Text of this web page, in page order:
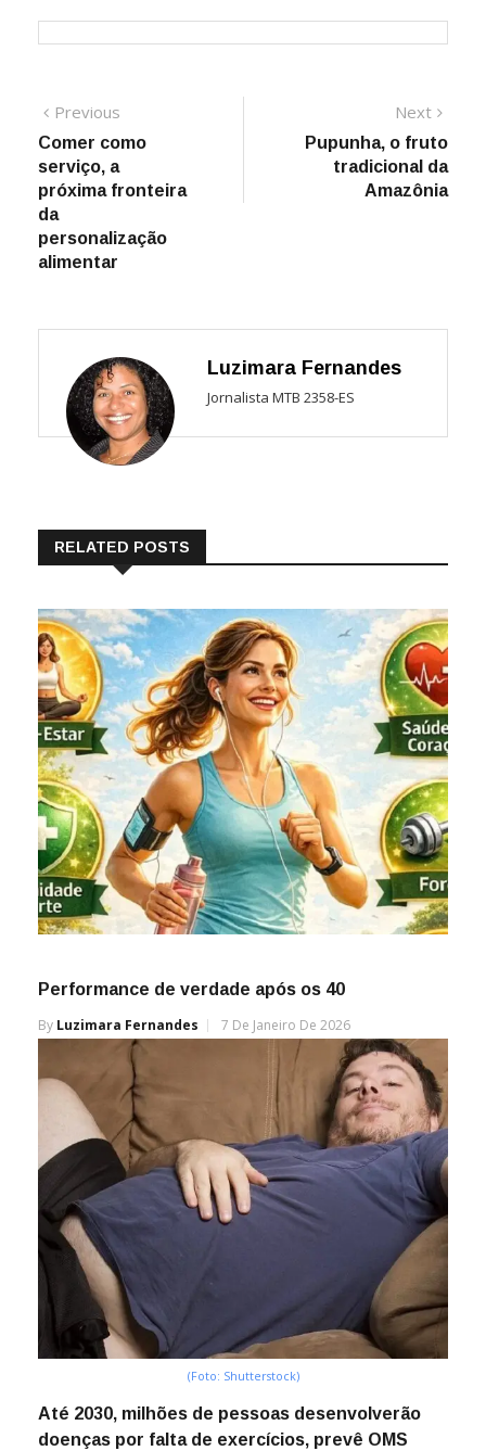
Navegação
de
Post
Previous
post:
Comer como
serviço, a
próxima fronteira
da
personalização
alimentar
Next
post:
Pupunha, o fruto
tradicional da
Amazônia
Luzimara Fernandes
Jornalista MTB 2358-ES
RELATED POSTS
Performance de verdade após os 40
By Luzimara Fernandes 7 De Janeiro De 2026
(Foto: Shutterstock)
Até 2030, milhões de pessoas desenvolverão
doenças por falta de exercícios, prevê OMS